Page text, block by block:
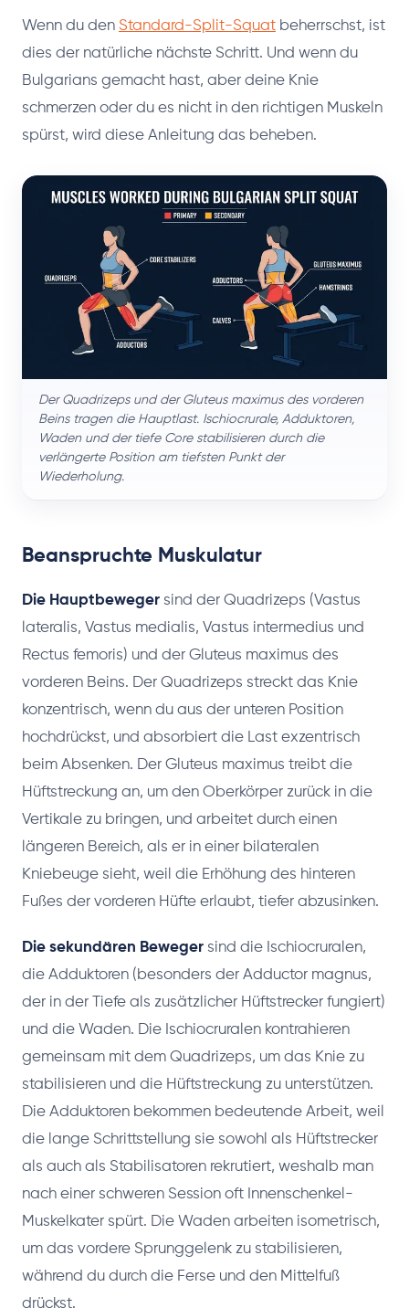
Wenn du den Standard-Split-Squat beherrschst, ist
dies der natürliche nächste Schritt. Und wenn du
Bulgarians gemacht hast, aber deine Knie
schmerzen oder du es nicht in den richtigen Muskeln
spürst, wird diese Anleitung das beheben.
Der Quadrizeps und der Gluteus maximus des vorderen
Beins tragen die Hauptlast. Ischiocrurale, Adduktoren,
Waden und der tiefe Core stabilisieren durch die
verlängerte Position am tiefsten Punkt der
Wiederholung.
Beanspruchte Muskulatur
Die Hauptbeweger sind der Quadrizeps (Vastus
lateralis, Vastus medialis, Vastus intermedius und
Rectus femoris) und der Gluteus maximus des
vorderen Beins. Der Quadrizeps streckt das Knie
konzentrisch, wenn du aus der unteren Position
hochdrückst, und absorbiert die Last exzentrisch
beim Absenken. Der Gluteus maximus treibt die
Hüftstreckung an, um den Oberkörper zurück in die
Vertikale zu bringen, und arbeitet durch einen
längeren Bereich, als er in einer bilateralen
Kniebeuge sieht, weil die Erhöhung des hinteren
Fußes der vorderen Hüfte erlaubt, tiefer abzusinken.
Die sekundären Beweger sind die Ischiocruralen,
die Adduktoren (besonders der Adductor magnus,
der in der Tiefe als zusätzlicher Hüftstrecker fungiert)
und die Waden. Die Ischiocruralen kontrahieren
gemeinsam mit dem Quadrizeps, um das Knie zu
stabilisieren und die Hüftstreckung zu unterstützen.
Die Adduktoren bekommen bedeutende Arbeit, weil
die lange Schrittstellung sie sowohl als Hüftstrecker
als auch als Stabilisatoren rekrutiert, weshalb man
nach einer schweren Session oft Innenschenkel-
Muskelkater spürt. Die Waden arbeiten isometrisch,
um das vordere Sprunggelenk zu stabilisieren,
während du durch die Ferse und den Mittelfuß
drückst.